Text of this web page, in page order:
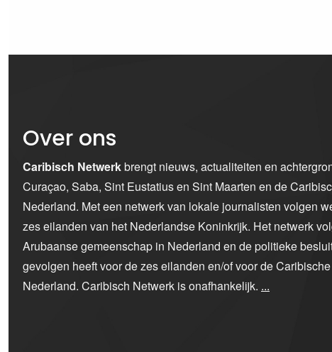
Over ons
Caribisch Netwerkbrengt nieuws, actualiteiten en
Curaçao, Saba, Sint Eustatius en Sint Maarten en de
Nederland. Met een netwerk van lokale journalisten volgen
zes eilanden van het Nederlandse Koninkrijk. Het netwerk
Arubaanse gemeenschap in Nederland en de politieke
gevolgen heeft voor de zes eilanden en/of voor de
Nederland. Caribisch Netwerk is onafhankelijk. ...